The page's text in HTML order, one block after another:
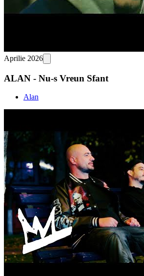
Aprilie 2026
ALAN - Nu-s Vreun Sfant
Alan